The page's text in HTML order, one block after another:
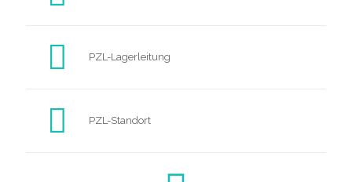
PZL-Lagerleitung
PZL-Standort